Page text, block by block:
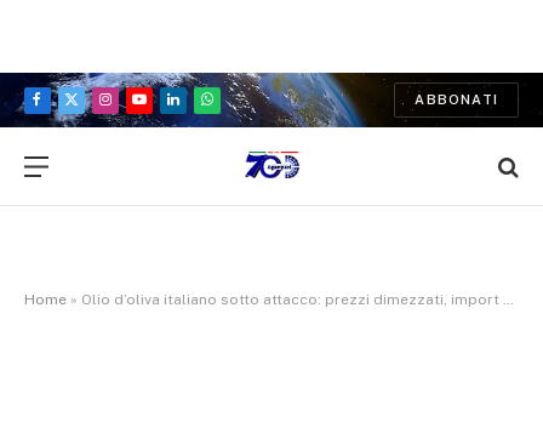
Facebook
X
Instagram
YouTubeLinkedInWhatsApp
ABBONATI
Home » Olio d’oliva italiano sotto attacco: prezzi dimezzati, import selvaggio e filiera in crisi strutturale